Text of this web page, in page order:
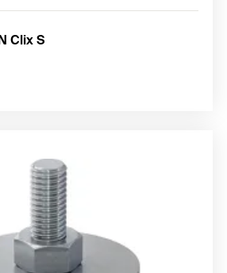
Clix S